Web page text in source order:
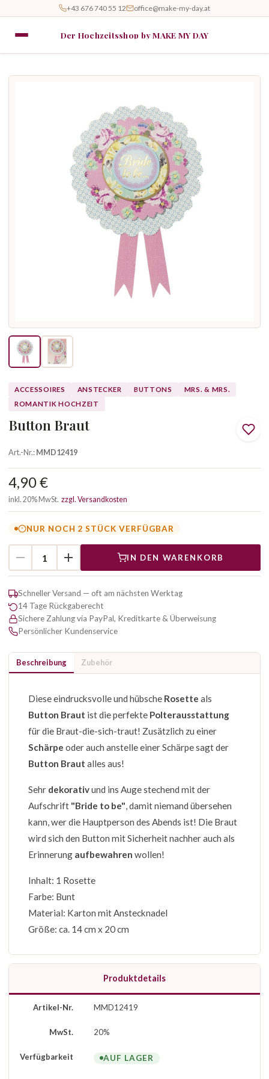
+43 676 740 55 12 office@make-my-day.at
Der Hochzeitsshop by MAKE MY DAY
ACCESSOIRES ANSTECKER BUTTONS
MRS. & MRS.
ROMANTIK HOCHZEIT
Button Braut
Art.-Nr.:MMD12419
4,90 €
inkl. 20% MwSt. zzgl. Versandkosten
NUR NOCH 2 STÜCK VERFÜGBAR
IN DEN WARENKORB
Schneller Versand — oft am nächsten Werktag
14 Tage Rückgaberecht
Sichere Zahlung via PayPal, Kreditkarte & Überweisung
Persönlicher Kundenservice
Beschreibung Zubehör
Diese eindrucksvolle und hübsche Rosette als
Button Braut ist die perfekte Polterausstattung
für die Braut-die-sich-traut! Zusätzlich zu einer
Schärpe oder auch anstelle einer Schärpe sagt der
Button Braut alles aus!
Sehr dekorativund ins Auge stechend mit der
Aufschrift "Bride to be", damit niemand übersehen
kann, wer die Hauptperson des Abends ist! Die Braut
wird sich den Button mit Sicherheit nachher auch als
Erinnerung aufbewahren wollen!
Inhalt: 1 Rosette
Farbe: Bunt
Material: Karton mit Anstecknadel
Größe: ca. 14 cm x 20 cm
Produktdetails
Artikel-Nr. MMD12419
MwSt. 20%
Verfügbarkeit AUF LAGER